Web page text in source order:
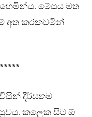
මේසය මත
අත කරකවමින්
දීර්ඝතම
කලෙක සිට ඕ